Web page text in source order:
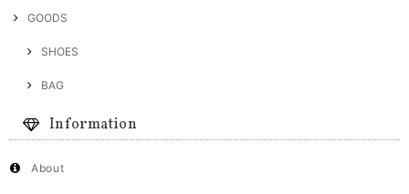
GOODS
SHOES
BAG
Information
About